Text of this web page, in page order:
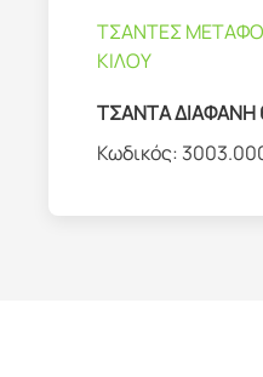
ΤΣΑΝΤΕΣ
ΚΙΛΟΥ
ΤΣΑΝΤΑ ΔΙΑΦΑΝΗ
Κωδικός: